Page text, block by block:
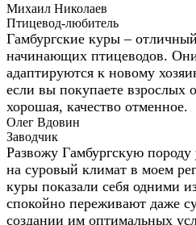
Михаил Николаев
Птицевод-любитель
Гамбургские куры –
начинающих птицеводов.
адаптируются к новому
если вы покупаете взрослых
хорошая, качество отменное.
Олег Вдовин
Заводчик
Развожу Гамбургскую
на суровый климат в моем
куры показали себя одними
спокойно переживают даже
создании им оптимальных